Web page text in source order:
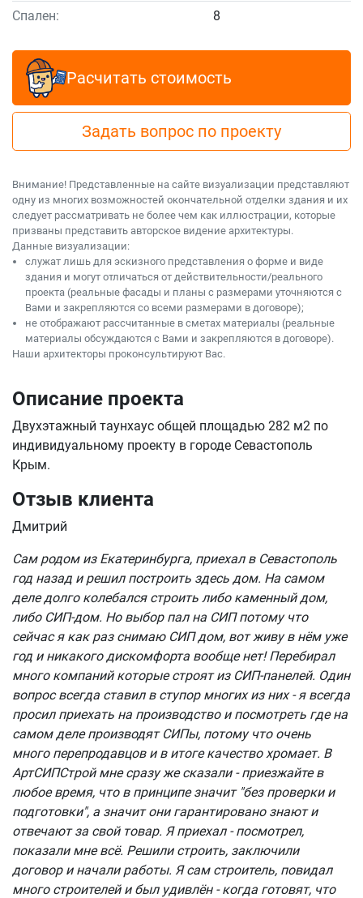
Спален:
8
Расчитать стоимость
Задать вопрос по проекту
Внимание! Представленные на сайте визуализации представляют
одну из многих возможностей окончательной отделки здания и их
следует рассматривать не более чем как иллюстрации, которые
призваны представить авторское видение архитектуры.
Данные визуализации:
служат лишь для эскизного представления о форме и виде
здания и могут отличаться от действительности/реального
проекта (реальные фасады и планы с размерами уточняются с
Вами и закрепляются со всеми размерами в договоре);
не отображают рассчитанные в сметах материалы (реальные
материалы обсуждаются с Вами и закрепляются в договоре).
Наши архитекторы проконсультируют Вас.
Описание проекта
Двухэтажный таунхаус общей площадью 282 м2 по
индивидуальному проекту в городе Севастополь
Крым.
Отзыв клиента
Дмитрий
Сам родом из Екатеринбурга, приехал в Севастополь
год назад и решил построить здесь дом. На самом
деле долго колебался строить либо каменный дом,
либо СИП-дом. Но выбор пал на СИП потому что
сейчас я как раз снимаю СИП дом, вот живу в нём уже
год и никакого дискомфорта вообще нет! Перебирал
много компаний которые строят из СИП-панелей. Один
вопрос всегда ставил в ступор многих из них - я всегда
просил приехать на производство и посмотреть где на
самом деле производят СИПы, потому что очень
много перепродавцов и в итоге качество хромает. В
АртСИПСтрой мне сразу же сказали - приезжайте в
любое время, что в принципе значит "без проверки и
подготовки", а значит они гарантировано знают и
отвечают за свой товар. Я приехал - посмотрел,
показали мне всё. Решили строить, заключили
договор и начали работы. Я сам строитель, повидал
много строителей и был удивлён - когда готовят, что